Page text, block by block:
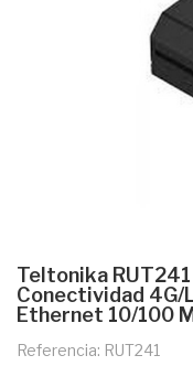
Teltonika
Conectividad 4G/
Ethernet 10/100
Referencia: RUT241